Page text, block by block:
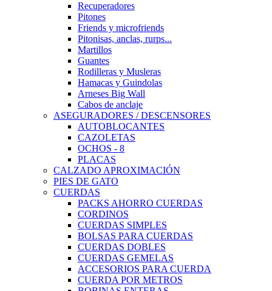
Recuperadores
Pitones
Friends y microfriends
Pitonisas, anclas, rurps...
Martillos
Guantes
Rodilleras y Musleras
Hamacas y Guindolas
Arneses Big Wall
Cabos de anclaje
ASEGURADORES / DESCENSORES
AUTOBLOCANTES
CAZOLETAS
OCHOS - 8
PLACAS
CALZADO APROXIMACIÓN
PIES DE GATO
CUERDAS
PACKS AHORRO CUERDAS
CORDINOS
CUERDAS SIMPLES
BOLSAS PARA CUERDAS
CUERDAS DOBLES
CUERDAS GEMELAS
ACCESORIOS PARA CUERDA
CUERDA POR METROS